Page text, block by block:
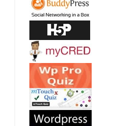
C
O
J
U
S